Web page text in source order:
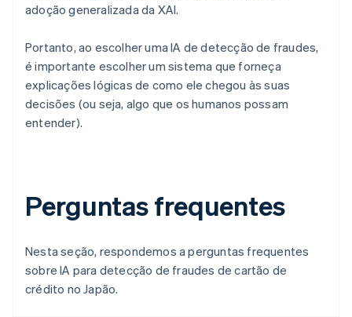
adoção generalizada da XAI.
Portanto, ao escolher uma IA de detecção de fraudes,
é importante escolher um sistema que forneça
explicações lógicas de como ele chegou às suas
decisões (ou seja, algo que os humanos possam
entender).
Perguntas frequentes
Nesta seção, respondemos a perguntas frequentes
sobre IA para detecção de fraudes de cartão de
crédito no Japão.